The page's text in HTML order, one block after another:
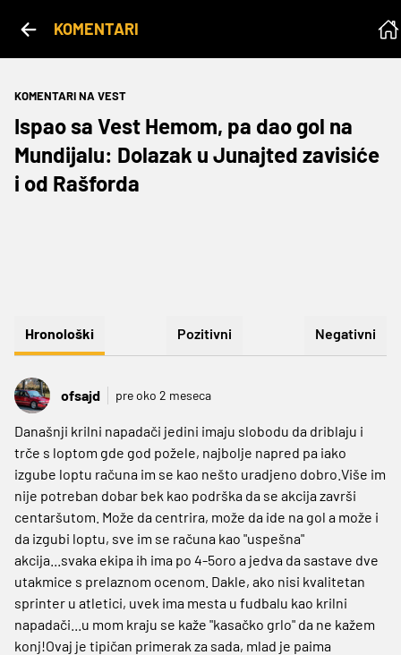
KOMENTARI
KOMENTARI NA VEST
Ispao sa Vest Hemom, pa dao gol na
Mundijalu: Dolazak u Junajted zavisiće
i od Rašforda
Hronološki Pozitivni Negativni
ofsajd pre oko 2 meseca
Današnji krilni napadači jedini imaju slobodu da driblaju i
trče s loptom gde god požele, najbolje napred pa iako
izgube loptu računa im se kao nešto uradjeno dobro.Više im
nije potreban dobar bek kao podrška da se akcija završi
centaršutom. Može da centrira, može da ide na gol a može i
da izgubi loptu, sve im se računa kao "uspešna"
akcija...svaka ekipa ih ima po 4-5oro a jedva da sastave dve
utakmice s prelaznom ocenom. Dakle, ako nisi kvalitetan
sprinter u atletici, uvek ima mesta u fudbalu kao krilni
napadači...u mom kraju se kaže "kasačko grlo" da ne kažem
konj!Ovaj je tipičan primerak za sada, mlad je paima